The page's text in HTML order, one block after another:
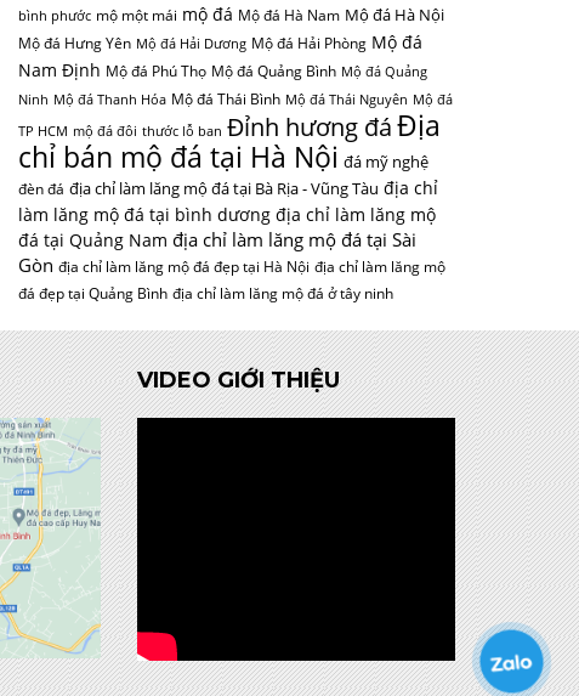
bình phước mộ một mái mộ đá Mộ đá Hà Nam Mộ đá Hà Nội
Mộ đá Hưng Yên Mộ đá Hải Dương Mộ đá Hải Phòng Mộ đá
Nam Định Mộ đá Phú Thọ Mộ đá Quảng Bình Mộ đá Quảng
Ninh Mộ đá Thanh Hóa Mộ đá Thái Bình Mộ đá Thái Nguyên Mộ đá
TP HCM mộ đá đôi thước lỗ ban Đỉnh hương đáĐịa
chỉ bán mộ đá tại Hà Nội đá mỹ nghệ
đèn đá địa chỉ làm lăng mộ đá tại Bà Rịa - Vũng Tàu địa chỉ
làm lăng mộ đá tại bình dương địa chỉ làm lăng mộ
đá tại Quảng Nam địa chỉ làm lăng mộ đá tại Sài
Gòn địa chỉ làm lăng mộ đá đẹp tại Hà Nội địa chỉ làm lăng mộ
đá đẹp tại Quảng Bình địa chỉ làm lăng mộ đá ở tây ninh
VIDEO GIỚI THIỆU